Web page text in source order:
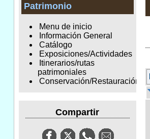
Patrimonio
Menu de inicio
Información General
Catálogo
Exposiciones/Actividades
Itinerarios/rutas
patrimoniales
Conservación/Restauración
Compartir